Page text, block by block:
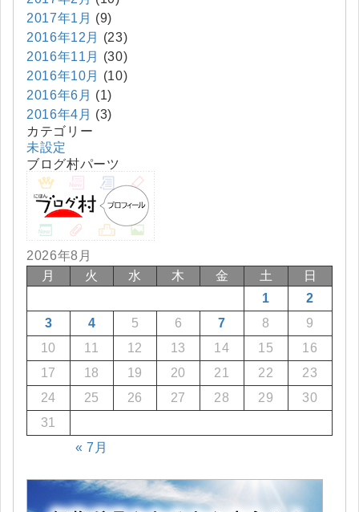
2017年1月 (9)
2016年12月
(23)
2016年11月
(30)
2016年10月
(10)
2016年6月 (1)
2016年4月 (3)
カテゴリー
未設定
ブログ村パーツ
2026年8月
月
火 水 木 金 土 日
« 7月
1
2
3
4 5 6 7 8
9
10
11 12 13 14 15
16
17
18 19 20 21 22
23
24
25 26 27 28 29
30
31